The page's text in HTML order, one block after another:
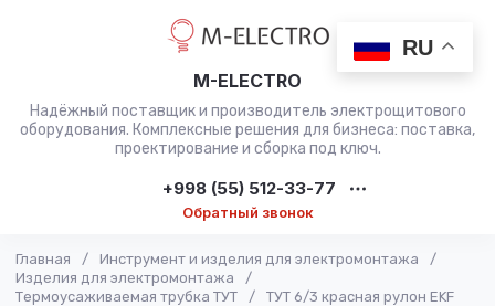
RU
M-ELECTRO
Надёжный поставщик и производитель электрощитового
оборудования. Комплексные решения для бизнеса: поставка,
проектирование и сборка под ключ.
+998 (55) 512-33-77
Обратный звонок
Главная / Инструмент и изделия для электромонтажа
/
Изделия для электромонтажа
/
Термоусаживаемая трубка ТУТ
/ ТУТ 6/3 красная рулон EKF